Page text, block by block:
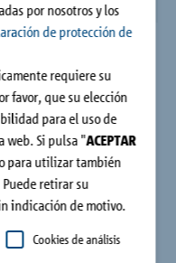
por nosotros y los
de protección de
requiere su
favor, que su elección
para el uso de
web. Si pulsa "ACEPTAR
para utilizar también
retirar su
indicación de motivo.
Cookies de análisis
de formación de agua de
de acero,
de protección